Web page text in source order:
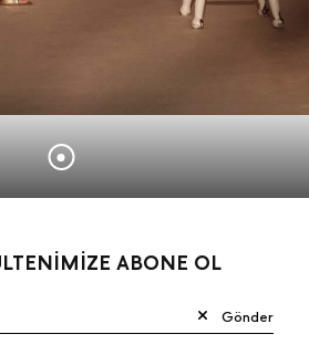
ABONE OL
Gönder